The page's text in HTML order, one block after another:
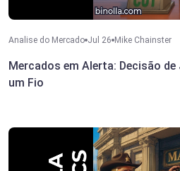
Analise do Mercado Jul 26 Mike Chainster
Mercados em Alerta: Decisão
um Fio